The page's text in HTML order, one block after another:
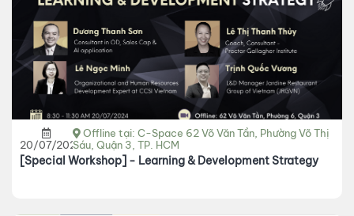
20/07/2024
Offline tại: C-Space 62 Võ Văn Tần, Phường Võ Thị
Sáu, Quận 3, TP. HCM
[Special Workshop] - Learning & Development Strategy